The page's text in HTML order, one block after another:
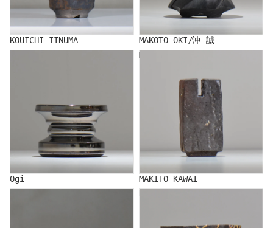
KOUICHI IINUMA
MAKOTO OKI/沖 誠
Ogi
Ogi
MAKITO KAWAI
MAKITO KAWAI
GENYA KIKUCHI/Kikuchi